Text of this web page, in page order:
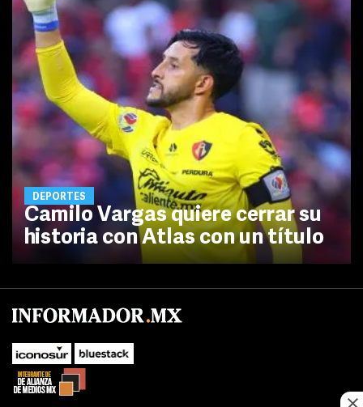
DEPORTES
Camilo Vargas quiere cerrar su
historia con Atlas con un título